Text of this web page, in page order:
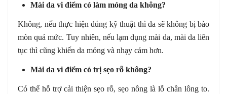
Mài da vi điểm có làm mỏng da không?
Không, nếu thực hiện đúng kỹ thuật thì da sẽ không bị bào
mòn quá mức. Tuy nhiên, nếu lạm dụng mài da, mài da liên
tục thì cũng khiến da mỏng và nhạy cảm hơn.
Mài da vi điểm có trị sẹo rỗ không?
Có thể hỗ trợ cải thiện sẹo rỗ, sẹo nông là lỗ chân lông to.